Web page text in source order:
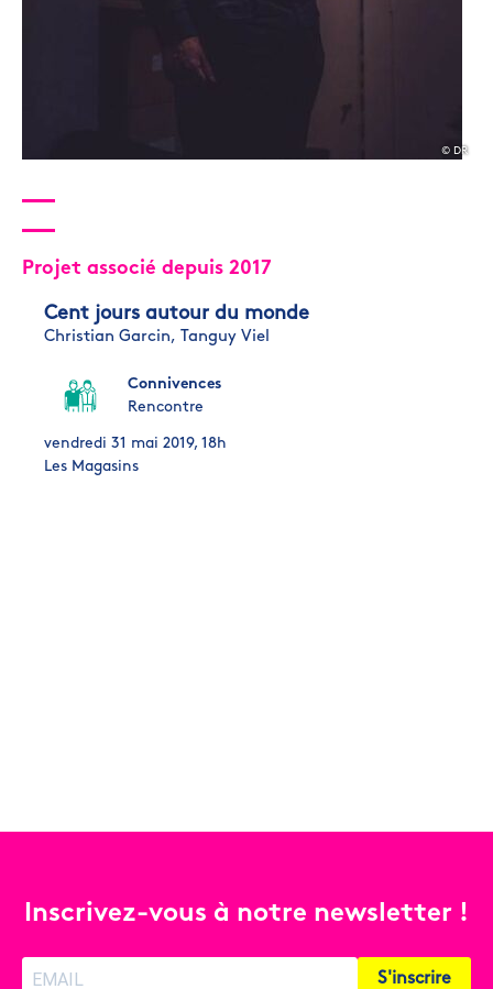
© DR
Projet associé depuis 2017
Cent jours autour du monde
Christian Garcin, Tanguy Viel
Connivences
Rencontre
vendredi 31 mai 2019, 18h
Les Magasins
Inscrivez-vous à notre newsletter !
S'inscrire